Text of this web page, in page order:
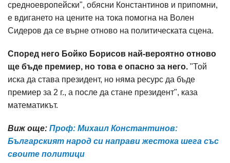
средноевропейски", обясни Константинов и припомни,
е вдигането на цените на тока помогна на Волен
Сидеров да се върне отново на политическата сцена.
Според него Бойко Борисов най-вероятно отново
ще бъде премиер, но това е опасно за него. "Той
иска да става президент, но няма ресурс да бъде
премиер за 2 г., а после да стане президент", каза
математикът.
Виж още: Проф: Михаил Константинов:
Българският народ си направи жестока шега със
своите политици